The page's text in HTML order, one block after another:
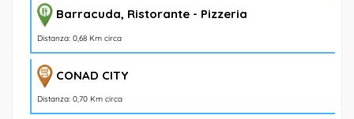
Barracuda, Ristorante - Pizzeria
Distanza: 0,68 Km circa
CONAD CITY
Distanza: 0,70 Km circa